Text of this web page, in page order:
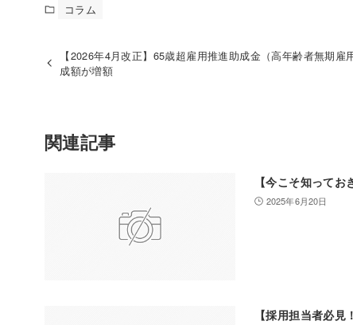
コラム
【2026年4月改正】65歳超雇用推進助成金（高年齢者無期雇
成額が増額
関連記事
【今こそ知って
2025年6月20日
【採用担当者必